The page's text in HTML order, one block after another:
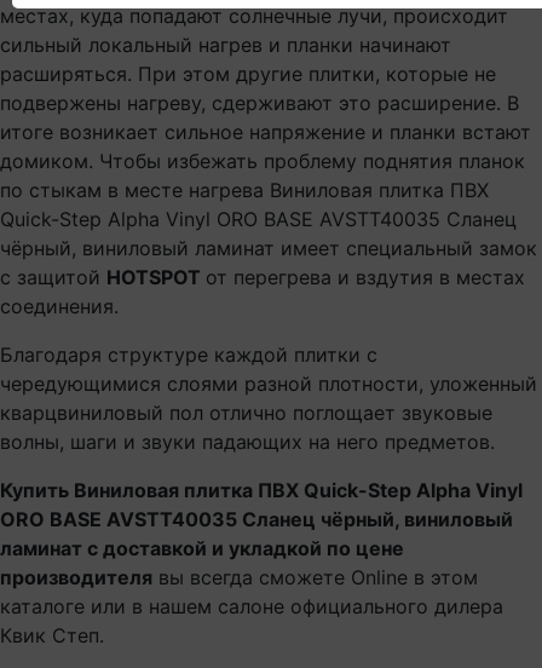
местах, куда попадают солнечные лучи, происходит
сильный локальный нагрев и планки начинают
расширяться. При этом другие плитки, которые не
подвержены нагреву, сдерживают это расширение. В
итоге возникает сильное напряжение и планки встают
домиком. Чтобы избежать проблему поднятия планок
по стыкам в месте нагрева Виниловая плитка ПВХ
Quick-Step Alpha Vinyl ORO BASE AVSTT40035 Сланец
чёрный, виниловый ламинат имеет специальный замок
с защитой HOTSPOT от перегрева и вздутия в местах
соединения.
Благодаря структуре каждой плитки с
чередующимися слоями разной плотности, уложенный
кварцвиниловый пол отлично поглощает звуковые
волны, шаги и звуки падающих на него предметов.
Купить Виниловая плитка ПВХ Quick-Step Alpha Vinyl
ORO BASE AVSTT40035 Сланец чёрный, виниловый
ламинат с доставкой и укладкой по цене
производителя вы всегда сможете Online в этом
каталоге или в нашем салоне официального дилера
Квик Степ.